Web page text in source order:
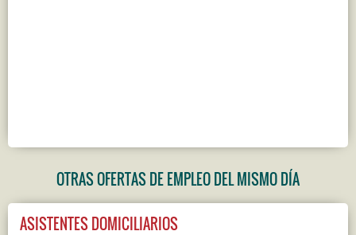
OTRAS OFERTAS DE EMPLEO DEL MISMO DÍA
ASISTENTES DOMICILIARIOS